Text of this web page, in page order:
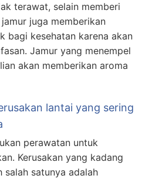
terawat, selain memberi
juga memberikan
bagi kesehatan karena akan
Jamur yang menempel
akan memberikan aroma
lantai yang sering
perawatan untuk
Kerusakan yang kadang
salah satunya adalah